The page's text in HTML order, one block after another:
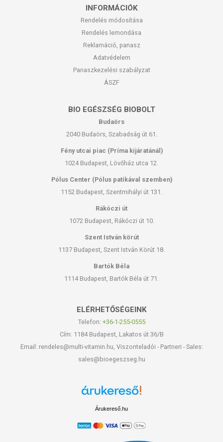
INFORMÁCIÓK
Rendelés módosítása
Rendelés lemondása
Reklamáció, panasz
Adatvédelem
Panaszkezelési szabályzat
ÁSZF
BIO EGÉSZSÉG BIOBOLT
Budaörs
2040 Budaörs, Szabadság út 61.
Fény utcai piac (Príma kijáratánál)
1024 Budapest, Lövőház utca 12.
Pólus Center (Pólus patikával szemben)
1152 Budapest, Szentmihályi út 131.
Rákóczi út
1072 Budapest, Rákóczi út 10.
Szent István körút
1137 Budapest, Szent István Körút 18.
Bartók Béla
1114 Budapest, Bartók Béla út 71.
ELÉRHETŐSÉGEINK
Telefon: +36-1-255-0555
Cím: 1184 Budapest, Lakatos út 36/B
Email: rendeles@multi-vitamin.hu, Viszonteladói - Partneri - Sales:
sales@bioegeszseg.hu
Árukereső.hu